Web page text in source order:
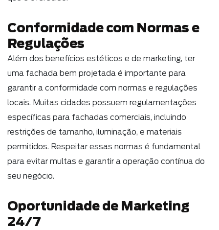
Conformidade com Normas e
Regulações
Além dos benefícios estéticos e de marketing, ter
uma fachada bem projetada é importante para
garantir a conformidade com normas e regulações
locais. Muitas cidades possuem regulamentações
específicas para fachadas comerciais, incluindo
restrições de tamanho, iluminação, e materiais
permitidos. Respeitar essas normas é fundamental
para evitar multas e garantir a operação contínua do
seu negócio.
Oportunidade de Marketing
24/7